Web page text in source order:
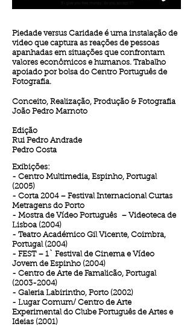
Piedade versus Caridade é uma instalação de
video que captura as reações de pessoas
apanhadas em situações que confrontam
valores econômicos e humanos. Trabalho
apoiado por bolsa do Centro Português de
Fotografia.
Conceito, Realização, Produção & Fotografia
João Pedro Marnoto
Edição
Rui Pedro Andrade
Pedro Costa
Exibições:
- Centro Multimedia, Espinho, Portugal
(2005)
- Corta 2004 – Festival Internacional Curtas
Metragens do Porto
- Mostra de Vídeo Português – Videoteca de
Lisboa (2004)
- Teatro Académico Gil Vicente, Coimbra,
Portugal (2004)
- FEST – 1` Festival de Cinema e Vídeo
Jovem de Espinho (2004)
- Centro de Arte de Famalicão, Portugal
(2003-2004)
- Galeria Labirintho, Porto (2002)
- Lugar Comum/ Centro de Arte
Experimental do Clube Português de Artes e
Ideias (2001)